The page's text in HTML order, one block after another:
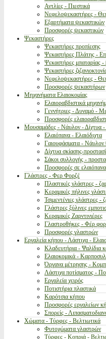
Αντλίες - Πιεστικά
Νεφελοψεκαστήρες -
Εξαρτήματα ψεκαστικών
Προσφορές ψεκαστικών
Ψεκαστήρες
Ψεκαστήρες προπίεσης
Ψεκαστήρες Πλάτης -
Ψεκαστήρες μπαταρίας -
Ψεκαστήρες
Νεφελοψεκαστήρες -
Προσφορές ψεκαστήρων
Μηχανήματα Ελαιοκομίας
Ελαιοραβδιστικά
Γεννήτριες - Δυναμό -
Προσφορές
Μουσαμάδες - Νάυλον - Δίχτυα -
Ελαιόπανα - Ελαιόδιχτα
Γαιουφάσματα - Νάυλον
Δίχτυα σκίασης-
Σάκοι συλλογής -
Προσφορές σε ελαιόπανα
Γλάστρες - Φερ Φορζέ
Πλαστικές γλάστρες -
Κεραμικές πήλινες
Τσιμεντένιες γλάστρες -
Γλάστρες ξύλινες
Κεραμικές Ζαρντινιέρες
Γλαστροθήκες - Φέρ
Προσφορές γλαστρών
Εργαλεία κήπου - Λάστιχα -
Κλαδευτήρια - Ψαλίδια
Ελαιοκομικά -
Όργανα μέτρησης -
Λάστιχα ποτίσματος -
Εργαλεία χειρός
Ποτιστήρια πλαστικά
Καρότσια κήπου
Προσφορές εργαλείων
Σπορείς -
Χώματα - Τύρφες - Βελτιωτικά
Φυτοχώματα γλαστρών
Τύρφες - Κοπριά -